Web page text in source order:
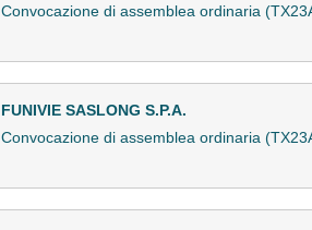
Convocazione di assemblea ordinaria
FUNIVIE SASLONG S.P.A.
Convocazione di assemblea ordinaria